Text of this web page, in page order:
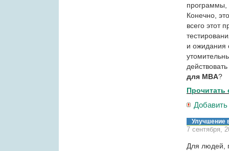
программы,
Конечно,
всего этот
и ожидания
для MBA?
Прочитать
Улучшение
7 сентября,
Для людей,